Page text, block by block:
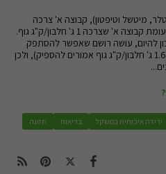
מיטשל וטיפטון), קבוצה א' צרכה
במשך שבועיים 2.3 ג' חלבון/ק"ג גוף, לעומת קבוצה א' שצרכה 1 ג' חלבון/ק"ג גוף.
להיום, עושה רושם שאפשר להסתפק
בכמות שנמוכה מ-2.3 (סביר להניח ש-1.6 ג' חלבון/ק"ג גוף אמורים להספיק), ולכן
ירידה איכותית במשקל בריאות
תזונה